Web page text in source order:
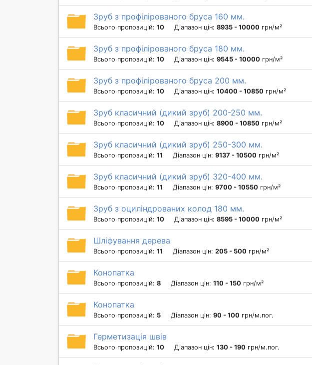
Зруб з профілірованого бруса 160 мм.
Всього пропозицій: 10 Діапазон цін: 8935 - 10000 грн/м²
Зруб з профілірованого бруса 180 мм.
Всього пропозицій: 10 Діапазон цін: 9545 - 10000 грн/м²
Зруб з профілірованого бруса 200 мм.
Всього пропозицій: 10 Діапазон цін: 10400 - 10850 грн/м²
Зруб класичний (дикий зруб) 200-250 мм.
Всього пропозицій: 10 Діапазон цін: 8900 - 10850 грн/м²
Зруб класичний (дикий зруб) 250-300 мм.
Всього пропозицій: 11 Діапазон цін: 9137 - 10500 грн/м²
Зруб класичний (дикий зруб) 320-400 мм.
Всього пропозицій: 11 Діапазон цін: 9700 - 10550 грн/м²
Зруб з оциліндрованих колод 180 мм.
Всього пропозицій: 10 Діапазон цін: 8595 - 10000 грн/м²
Шліфування дерева
Всього пропозицій: 11 Діапазон цін: 205 - 500 грн/м²
Конопатка
Всього пропозицій: 8 Діапазон цін: 110 - 150 грн/м²
Конопатка
Всього пропозицій: 5 Діапазон цін: 90 - 100 грн/м.пог.
Герметизація швів
Всього пропозицій: 10 Діапазон цін: 130 - 190 грн/м.пог.